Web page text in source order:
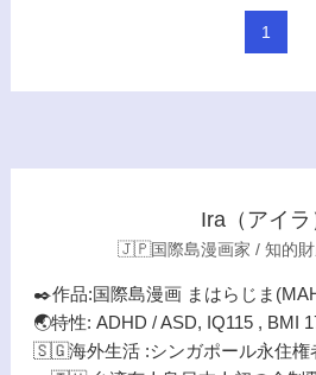
1
Ira（アイラ
🇯🇵国際島漫画家 / 知的
✒️作品:国際島漫画 まはらじま
🌏特性: ADHD / ASD, IQ115 , BMI
🇸🇬海外生活 :シンガポール永住権